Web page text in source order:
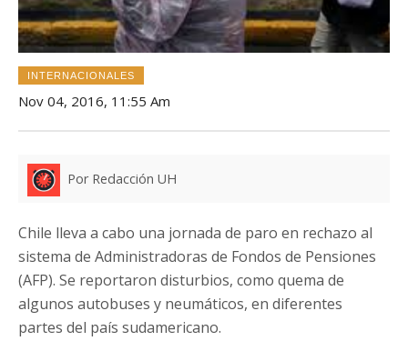
INTERNACIONALES
Nov 04, 2016, 11:55 Am
Por Redacción UH
Chile lleva a cabo una jornada de paro en rechazo al
sistema de Administradoras de Fondos de Pensiones
(AFP). Se reportaron disturbios, como quema de
algunos autobuses y neumáticos, en diferentes
partes del país sudamericano.